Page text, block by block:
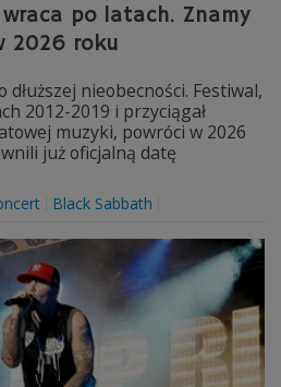
po latach. Znamy
2026 roku
nieobecności. Festiwal,
2012-2019 i przyciągał
muzyki, powróci w 2026
już oficjalną datę
Black Sabbath